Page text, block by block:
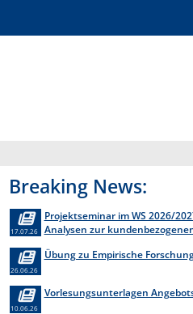
Breaking News:
Projektseminar im WS 2026/
Analysen zur
17.07.26
Übung zu Empirische
26.06.26
Vorlesungsunterlagen
10.06.26